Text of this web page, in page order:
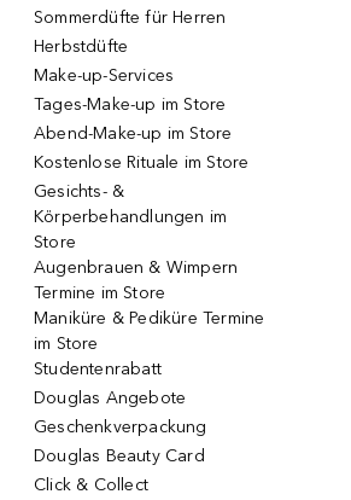
Sommerdüfte für Herren
Herbstdüfte
Make-up-Services
Tages-Make-up im Store
Abend-Make-up im Store
Kostenlose Rituale im Store
Gesichts- &
Körperbehandlungen im
Store
Augenbrauen & Wimpern
Termine im Store
Maniküre & Pediküre Termine
im Store
Studentenrabatt
Douglas Angebote
Geschenkverpackung
Douglas Beauty Card
Click & Collect